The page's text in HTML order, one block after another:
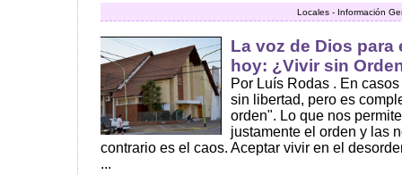
Locales - Información
La voz de Dios para
hoy: ¿Vivir sin
Por Luís Rodas . En
sin libertad, pero es
orden". Lo que nos
justamente el orden y las
contrario es el caos. Aceptar vivir en el
...